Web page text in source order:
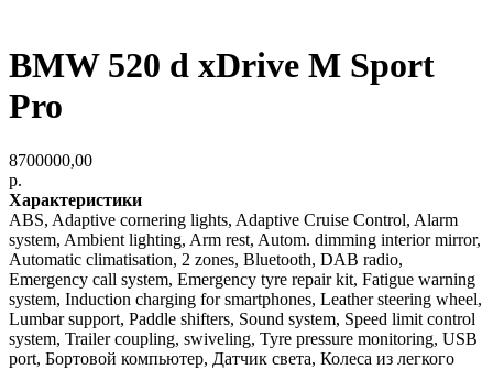
BMW 520 d xDrive M Sport
Pro
8700000,00
р.
Характеристики
ABS, Adaptive cornering lights, Adaptive Cruise Control, Alarm
system, Ambient lighting, Arm rest, Autom. dimming interior mirror,
Automatic climatisation, 2 zones, Bluetooth, DAB radio,
Emergency call system, Emergency tyre repair kit, Fatigue warning
system, Induction charging for smartphones, Leather steering wheel,
Lumbar support, Paddle shifters, Sound system, Speed limit control
system, Trailer coupling, swiveling, Tyre pressure monitoring, USB
port, Бортовой компьютер, Датчик света, Колеса из легкого